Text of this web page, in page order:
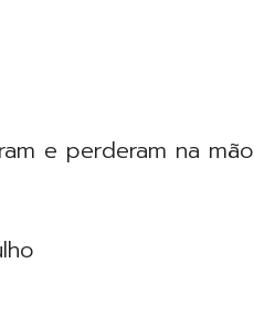
e perderam na mão